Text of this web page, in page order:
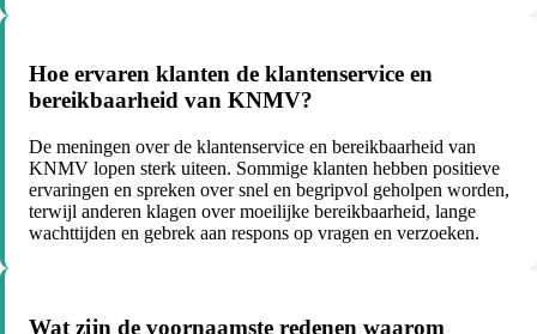
Hoe ervaren klanten de klantenservice en
bereikbaarheid van KNMV?
De meningen over de klantenservice en bereikbaarheid van
KNMV lopen sterk uiteen. Sommige klanten hebben positieve
ervaringen en spreken over snel en begripvol geholpen worden,
terwijl anderen klagen over moeilijke bereikbaarheid, lange
wachttijden en gebrek aan respons op vragen en verzoeken.
Wat zijn de voornaamste redenen waarom